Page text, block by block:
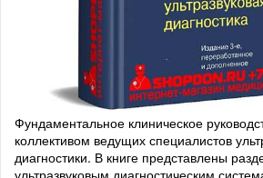
Фундаментальное клиническое
коллективом ведущих специалистов
диагностики. В книге представлены
ультразвуковым диагностическим